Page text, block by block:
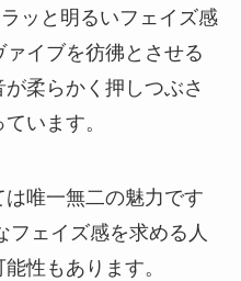
ッと明るいフェイズ感
イブを彷彿とさせる
柔らかく押しつぶさ
います。
唯一無二の魅力です
フェイズ感を求める人
性もあります。